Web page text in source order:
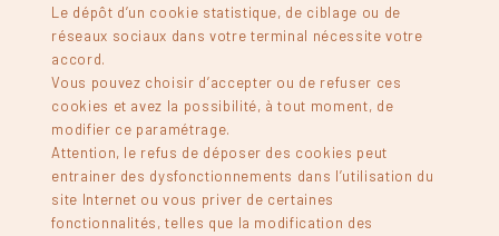
Le dépôt d’un cookie statistique, de ciblage ou de
réseaux sociaux dans votre terminal nécessite votre
accord.
Vous pouvez choisir d’accepter ou de refuser ces
cookies et avez la possibilité, à tout moment, de
modifier ce paramétrage.
Attention, le refus de déposer des cookies peut
entrainer des dysfonctionnements dans l’utilisation du
site Internet ou vous priver de certaines
fonctionnalités, telles que la modification des